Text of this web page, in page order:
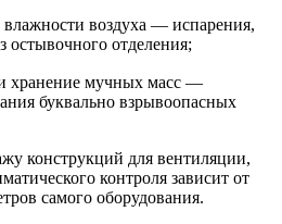
воздуха — испарения,
отделения;
и хранение мучных масс —
буквально взрывоопасных
конструкций для вентиляции,
контроля зависит от
самого оборудования.